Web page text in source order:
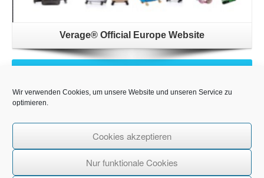
Wir verwenden Cookies, um unsere Website und unseren Service zu
optimieren.
Cookies akzeptieren
Nur funktionale Cookies
Verage® Official Europe Website
的效果。线下多家商店主动来要求进货，客户